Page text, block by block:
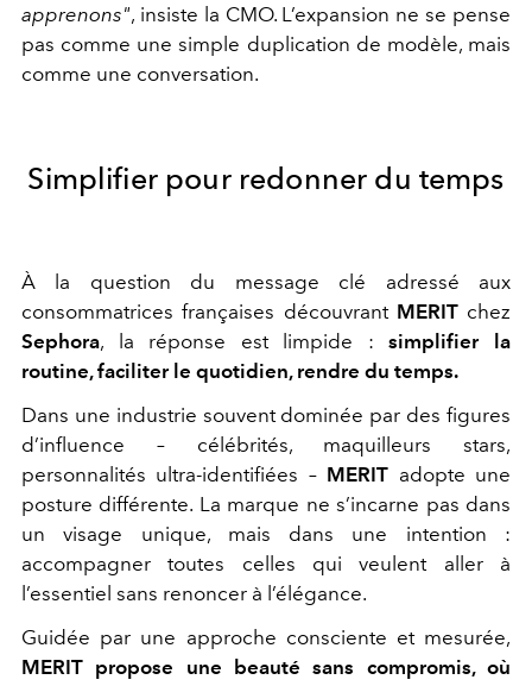
apprenons", insiste la CMO. L’expansion ne se pense
pas comme une simple duplication de modèle, mais
comme une conversation.
Simplifier pour redonner du temps
À la question du message clé adressé aux
consommatrices françaises découvrant MERITchez
Sephora, la réponse est limpide :simplifier la
routine, faciliter le quotidien, rendre du temps.
Dans une industrie souvent dominée par des figures
d’influence – célébrités, maquilleurs stars,
personnalités ultra-identifiées – MERIT adopte une
posture différente. La marque ne s’incarne pas dans
un visage unique, mais dans une intention :
accompagner toutes celles qui veulent aller à
l’essentiel sans renoncer à l’élégance.
Guidée par une approche consciente et mesurée,
MERIT propose une beauté sans compromis, où